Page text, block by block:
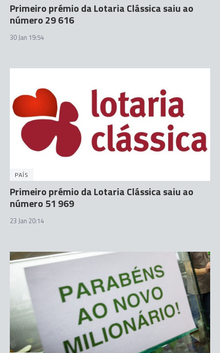
Primeiro prémio da Lotaria Clássica saiu ao
número 29 616
30 Jan 19:54
PAÍS
Primeiro prémio da Lotaria Clássica saiu ao
número 51 969
23 Jan 20:14